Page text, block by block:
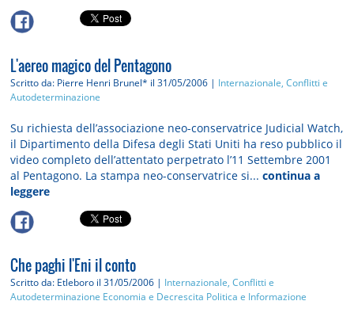
L'aereo magico del Pentagono
Scritto da: Pierre Henri Brunel* il 31/05/2006 | Internazionale, Conflitti e
Autodeterminazione
Su richiesta dell’associazione neo-conservatrice Judicial Watch,
il Dipartimento della Difesa degli Stati Uniti ha reso pubblico il
video completo dell’attentato perpetrato l’11 Settembre 2001
al Pentagono. La stampa neo-conservatrice si...continua a
leggere
Che paghi l'Eni il conto
Scritto da: Etleboro il 31/05/2006 | Internazionale, Conflitti e
Autodeterminazione Economia e Decrescita Politica e Informazione